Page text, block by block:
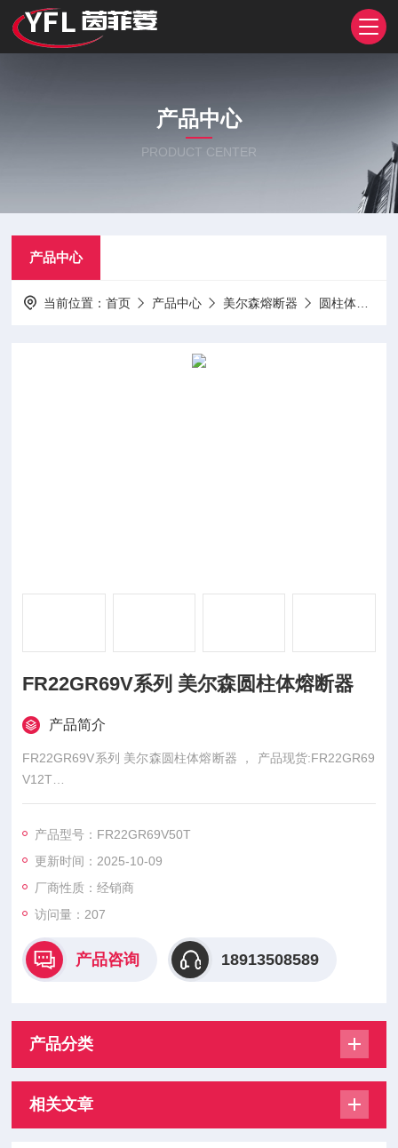
产品中心
PRODUCT CENTER
产品中心
当前位置：首页 产品中心 美尔森熔断器 圆柱体熔断器
FR22GR69V系列 美尔森圆柱体熔断器
产品简介
FR22GR69V系列 美尔森圆柱体熔断器 ， 产品现货:FR22GR69
V12T
FR22GR69V16T FR22GR69V20T FR22GR69V25T FR22GR6
FR22GR69V40T FR22GR69V50T FR22GR69V63T FR22GR6
9V80T
，美尔森熔断器具有高质量短路保护、易于安装、适应性强等特
点。
产品型号：FR22GR69V50T
更新时间：2025-10-09
厂商性质：经销商
访问量：207
产品咨询 18913508589
产品分类
相关文章